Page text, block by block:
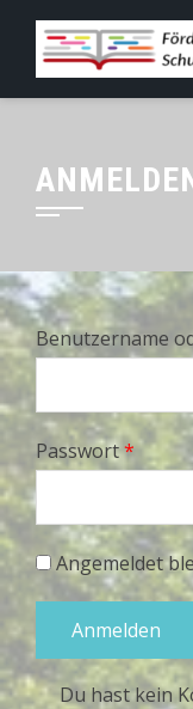
Skip
content
Benutzername
Passwort*
Angemeldet
Du hast kein